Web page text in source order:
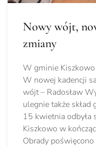
Nowy wójt,
zmiany
W gminie Kiszkowo
W nowej kadencji
wójt – Radosław
ulegnie także skład
15 kwietnia odbyła
Kiszkowo w
Obrady